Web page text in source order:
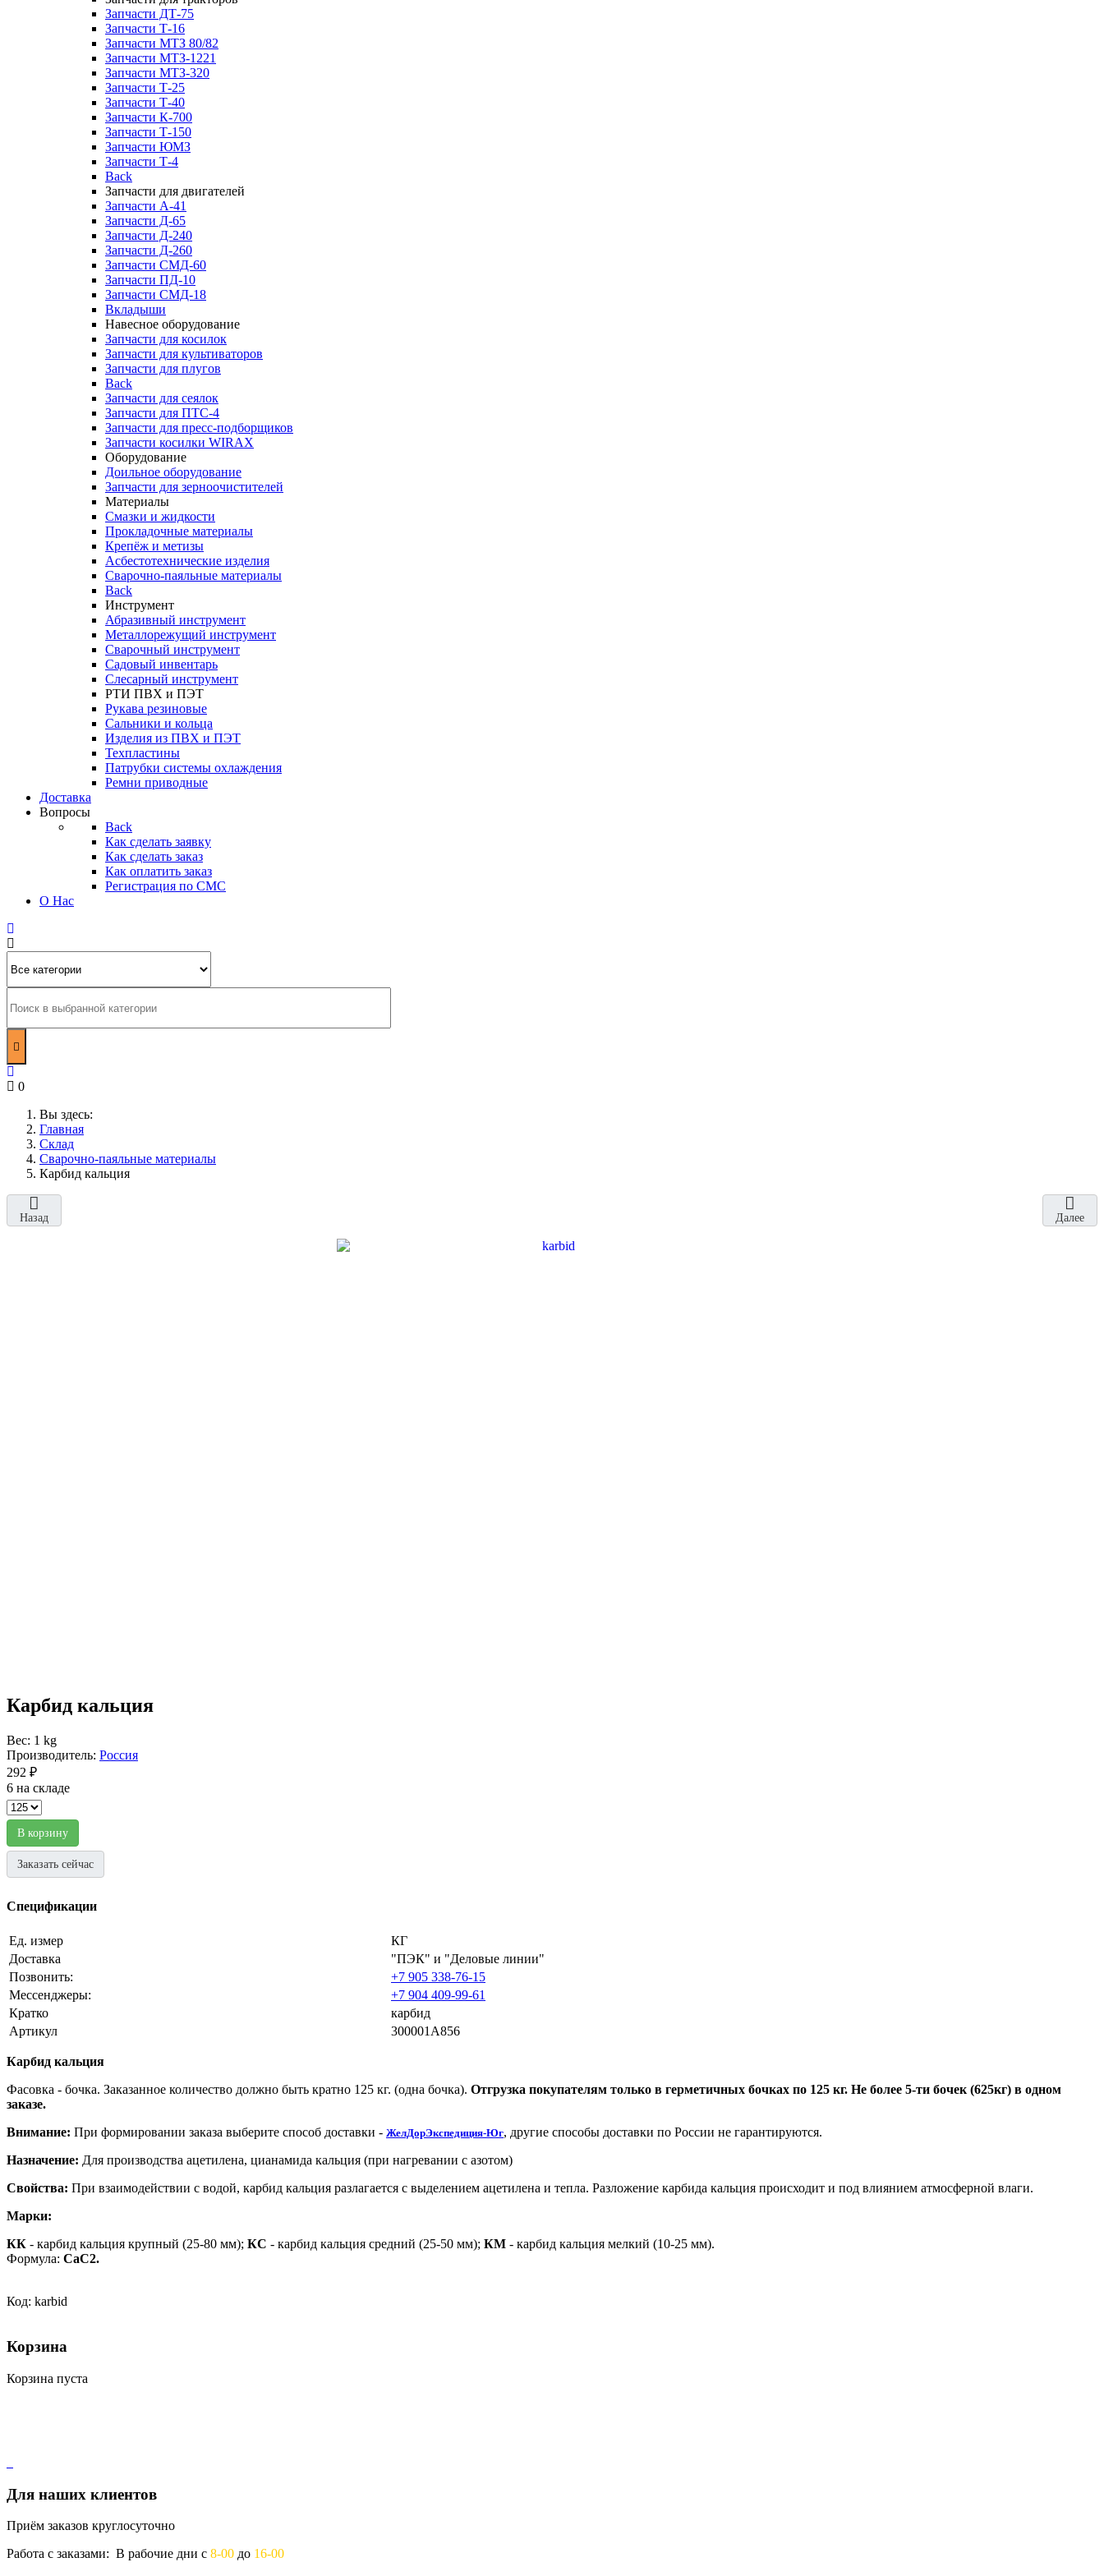
Запчасти ДТ-75
Запчасти Т-16
Запчасти МТЗ 80/82
Запчасти МТЗ-1221
Запчасти МТЗ-320
Запчасти Т-25
Запчасти Т-40
Запчасти К-700
Запчасти Т-150
Запчасти ЮМЗ
Запчасти Т-4
Back
Запчасти для двигателей
Запчасти А-41
Запчасти Д-65
Запчасти Д-240
Запчасти Д-260
Запчасти СМД-60
Запчасти ПД-10
Запчасти СМД-18
Вкладыши
Навесное оборудование
Запчасти для косилок
Запчасти для культиваторов
Запчасти для плугов
Back
Запчасти для сеялок
Запчасти для ПТС-4
Запчасти для пресс-подборщиков
Запчасти косилки WIRAX
Оборудование
Доильное оборудование
Запчасти для зерноочистителей
Материалы
Смазки и жидкости
Прокладочные материалы
Крепёж и метизы
Асбестотехнические изделия
Сварочно-паяльные материалы
Back
Инструмент
Абразивный инструмент
Металлорежущий инструмент
Сварочный инструмент
Садовый инвентарь
Слесарный инструмент
РТИ ПВХ и ПЭТ
Рукава резиновые
Сальники и кольца
Изделия из ПВХ и ПЭТ
Техпластины
Патрубки системы охлаждения
Ремни приводные
Доставка
Вопросы
Back
Как сделать заявку
Как сделать заказ
Как оплатить заказ
Регистрация по СМС
О Нас
0
Вы здесь:
Главная
Склад
Сварочно-паяльные материалы
Карбид кальция
Назад Далее
Карбид кальция
Вес: 1 kg
Производитель: Россия
292 ₽
6 на складе
В корзину
Заказать сейчас
Спецификации
Ед. измер
КГ
Доставка
"ПЭК" и "Деловые линии"
Позвонить:
+7 905 338-76-15
Мессенджеры:
+7 904 409-99-61
Кратко
карбид
Артикул
300001A856
Карбид кальция
Фасовка - бочка. Заказанное количество должно быть кратно 125 кг. (одна бочка). Отгрузка покупателям только в герметичных бочках по 125 кг. Не более 5-ти бочек (625кг) в одном
заказе.
Внимание: При формировании заказа выберите способ доставки - ЖелДорЭкспедиция-Юг, другие способы доставки по России не гарантируются.
Назначение: Для производства ацетилена, цианамида кальция (при нагревании с азотом)
Свойства: При взаимодействии с водой, карбид кальция разлагается с выделением ацетилена и тепла. Разложение карбида кальция происходит и под влиянием атмосферной влаги.
Марки:
КК - карбид кальция крупный (25-80 мм); КС - карбид кальция средний (25-50 мм); КМ - карбид кальция мелкий (10-25 мм).
Формула: СаС2.
Код: karbid
Корзина
Корзина пуста
Для наших клиентов
Приём заказов круглосуточно
Работа с заказами: В рабочие дни с 8-00 до 16-00